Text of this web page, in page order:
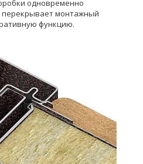
одновременно
монтажный
функцию.